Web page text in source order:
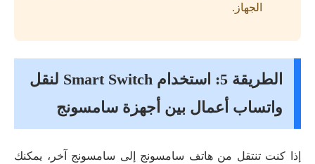
الجهاز.
الطريقة 5: استخدام Smart Switch لنقل
واتساب أعمال بين أجهزة سامسونج
إذا كنت تنتقل من هاتف سامسونج إلى سامسونج آخر، يمكنك